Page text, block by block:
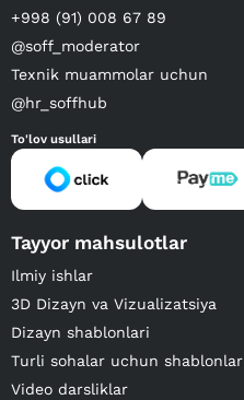
+998 (91) 008 67 89
@soff_moderator
Texnik muammolar uchun
@hr_soffhub
To'lov usullari
Tayyor mahsulotlar
Ilmiy ishlar
3D Dizayn va Vizualizatsiya
Dizayn shablonlari
Turli sohalar uchun shablonlar
Video darsliklar